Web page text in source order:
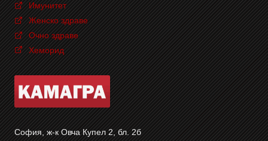
Имунитет
Женско здраве
Очно здраве
Хеморид
София, ж-к Овча Купел 2, бл. 2б